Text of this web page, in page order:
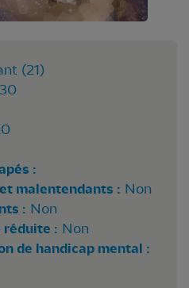
(21)
:
malentendants : Non
: Non
réduite : Non
de handicap mental :